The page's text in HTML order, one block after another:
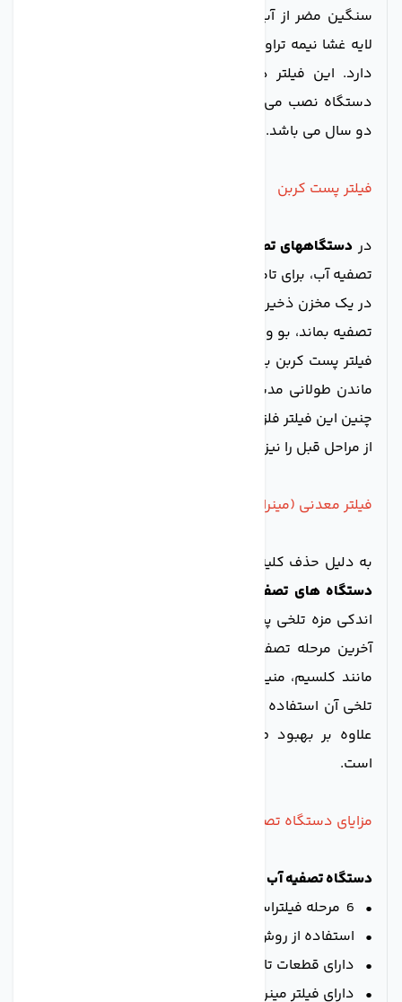
سنگین مضر از آب حذف می شوند. فیلتر ممبران از چند
لایه غشا نیمه تراوا ساخته شده است و دقت بسیار بالایی
دارد. این فیلتر درون هوزینگ قرار گرفته و در بالای
دستگاه نصب می شود. میانگین طول عمر فیلتر ممبران
دو سال می باشد.
فیلتر پست کربن
دردستگاههای تصفیه آب RO خانگی
تصفیه آب، برای تامین آب مورد نیاز، آب تصفیه شده باید را
در یک مخزن ذخیره شود. اگر آب به مدت طولانی در مخزن
تصفیه بماند، بو و طعم نامطلوبی پیدا می کند. بنابراین از
فیلتر پست کربن برای کاهش بو و طعم نامطلوب ناشی از
ماندن طولانی مدت آب در مخزن استفاده می شود. هم
چنین این فیلتر فلزات سنگین و مواد شیمیایی باقی مانده
از مراحل قبل را نیز از آب حذف می کند.
فیلتر معدنی (مینرال)
به دلیل حذف کلیه املاح مفید و مضر از آب آشامیدنی در
دستگاه های تصفیه آب اسمز معکوس
اندکی مزه تلخی پیدا می کند. از فیلتر معدنی (مینرال) در
آخرین مرحله تصفیه آب، برای اضافه کردن املاح مفیدی
مانند کلسیم، منیزیم و ... به آب آشامیدنی و رفع طعم
تلخی آن استفاده می شود. اضافه کردن این مواد به آب
علاوه بر بهبود طعم آب، برای سلامتی افراد نیز مفید
است.
مزایای دستگاه تصفیه آب خانگی 6 مرحله ای AGM
دستگاه تصفیه آب 6 مرحله ای AGM
• 6 مرحله فیلتراسیون
• استفاده از روش اسمز معکوس
• دارای قطعات تایوانی
• دارای فیلتر مینرال برای اضافه کردن مواد معدنی به آب